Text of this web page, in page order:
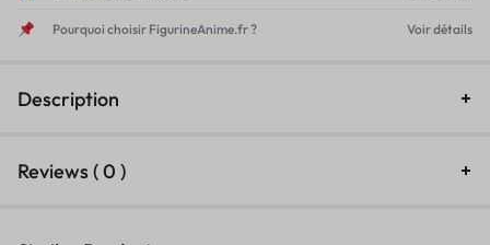
Pourquoi choisir FigurineAnime.fr ? Voir détails
Description
Reviews ( 0 )